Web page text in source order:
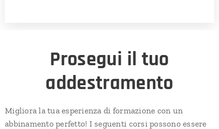
Prosegui il tuo
addestramento
Migliora la tua esperienza di formazione con un
abbinamento perfetto! I seguenti corsi possono essere